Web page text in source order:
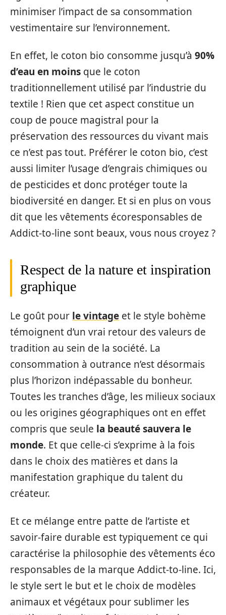
minimiser l’impact de sa consommation
vestimentaire sur l’environnement.
En effet, le coton bio consomme jusqu’à 90%
d’eau en moins que le coton
traditionnellement utilisé par l’industrie du
textile ! Rien que cet aspect constitue un
coup de pouce magistral pour la
préservation des ressources du vivant mais
ce n’est pas tout. Préférer le coton bio, c’est
aussi limiter l’usage d’engrais chimiques ou
de pesticides et donc protéger toute la
biodiversité en danger. Et si en plus on vous
dit que les vêtements écoresponsables de
Addict-to-line sont beaux, vous nous croyez ?
Respect de la nature et inspiration
graphique
Le goût pour le vintage et le style bohème
témoignent d’un vrai retour des valeurs de
tradition au sein de la société. La
consommation à outrance n’est désormais
plus l’horizon indépassable du bonheur.
Toutes les tranches d’âge, les milieux sociaux
ou les origines géographiques ont en effet
compris que seule la beauté sauvera le
monde. Et que celle-ci s’exprime à la fois
dans le choix des matières et dans la
manifestation graphique du talent du
créateur.
Et ce mélange entre patte de l’artiste et
savoir-faire durable est typiquement ce qui
caractérise la philosophie des vêtements éco
responsables de la marque Addict-to-line. Ici,
le style sert le but et le choix de modèles
animaux et végétaux pour sublimer les